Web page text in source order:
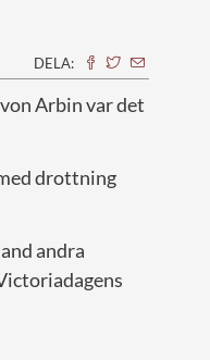
DELA:
Arbin var det
drottning
andra